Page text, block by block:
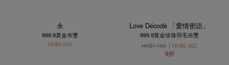
永
999.9黃金吊墜
HK$6,069
Love Décodé 「愛情密語」
999.9黃金珍珠羽毛吊墜
HK$7,180
HK$6,462
9折